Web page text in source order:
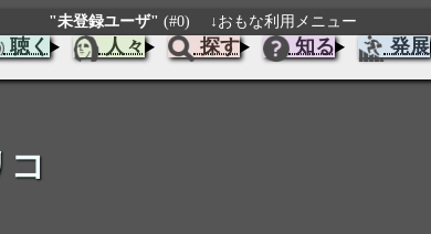
"未登録ユーザ" (#0) ↓おもな利用メニュー
聴く 人々 探す 知る 発展